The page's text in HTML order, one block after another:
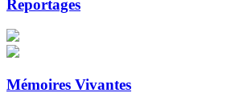
Reportages
Mémoires Vivantes